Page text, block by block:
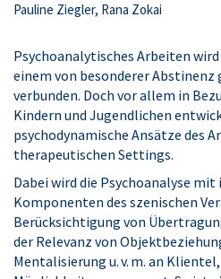
Pauline Ziegler, Rana Zokai
Psychoanalytisches Arbeiten
einem von besonderer
verbunden. Doch vor allem in
Kindern und Jugendlichen
psychodynamische Ansätze des
therapeutischen Settings.
Dabei wird die Psychoanalyse
Komponenten des szenischen
Berücksichtigung von
der Relevanz von
Mentalisierung u. v. m. an